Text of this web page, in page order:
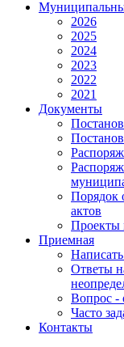
2026
2025
2024
2023
2022
2021
Документы
Порядок
актов
Проекты
Приемная
Ответы
Вопрос -
Часто
Контакты